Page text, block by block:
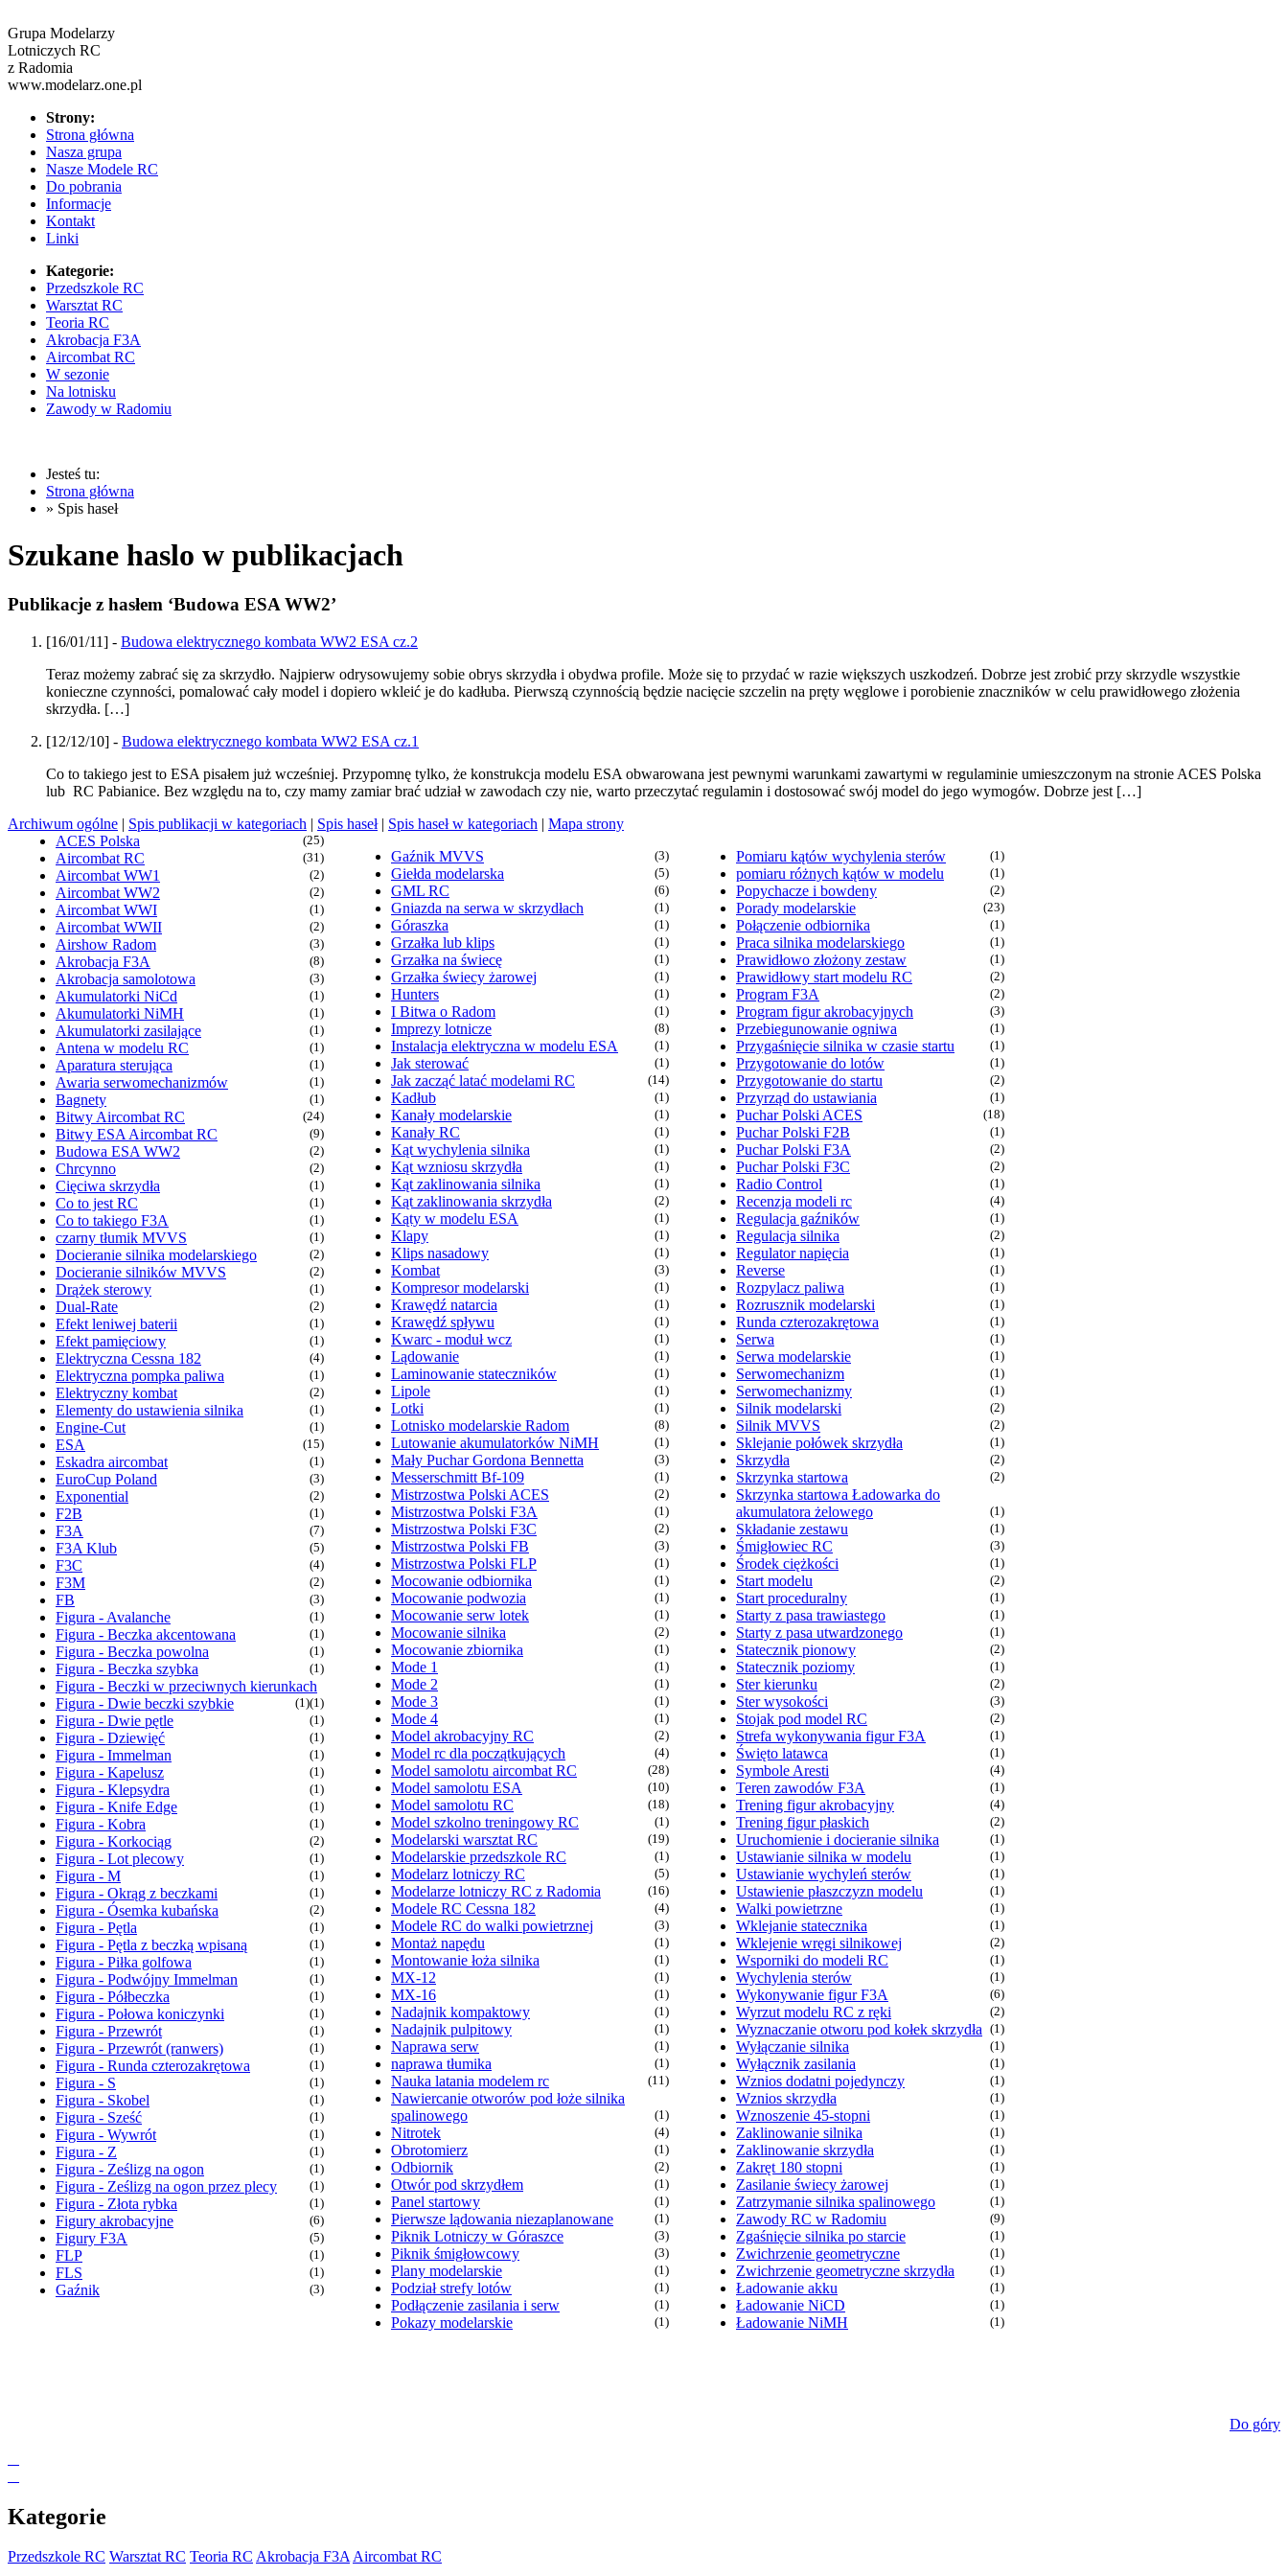
Grupa Modelarzy
Lotniczych RC
z Radomia
www.modelarz.one.pl
Strony:
Strona główna
Nasza grupa
Nasze Modele RC
Do pobrania
Informacje
Kontakt
Linki
Kategorie:
Przedszkole RC
Warsztat RC
Teoria RC
Akrobacja F3A
Aircombat RC
W sezonie
Na lotnisku
Zawody w Radomiu
Jesteś tu:
Strona główna
» Spis haseł
Szukane haslo w publikacjach
Publikacje z hasłem ‘Budowa ESA WW2’
[16/01/11] - Budowa elektrycznego kombata WW2 ESA cz.2
Teraz możemy zabrać się za skrzydło. Najpierw odrysowujemy sobie obrys skrzydła i obydwa profile. Może się to przydać w razie większych uszkodzeń. Dobrze jest zrobić przy skrzydle wszystkie
konieczne czynności, pomalować cały model i dopiero wkleić je do kadłuba. Pierwszą czynnością będzie nacięcie szczelin na pręty węglowe i porobienie znaczników w celu prawidłowego złożenia
skrzydła. […]
[12/12/10] - Budowa elektrycznego kombata WW2 ESA cz.1
Co to takiego jest to ESA pisałem już wcześniej. Przypomnę tylko, że konstrukcja modelu ESA obwarowana jest pewnymi warunkami zawartymi w regulaminie umieszczonym na stronie ACES Polska
lub RC Pabianice. Bez względu na to, czy mamy zamiar brać udział w zawodach czy nie, warto przeczytać regulamin i dostosować swój model do jego wymogów. Dobrze jest […]
Archiwum ogólne | Spis publikacji w kategoriach | Spis haseł| Spis haseł w kategoriach | Mapa strony
ACES Polska
(25)
Aircombat RC (31)
Aircombat WW1 (2)
Aircombat WW2 (2)
Aircombat WWI (1)
Aircombat WWII (2)
Airshow Radom (3)
Akrobacja F3A (8)
Akrobacja samolotowa (3)
Akumulatorki NiCd (1)
Akumulatorki NiMH (1)
Akumulatorki zasilające (1)
Antena w modelu RC (1)
Aparatura sterująca (1)
Awaria serwomechanizmów (1)
Bagnety (1)
Bitwy Aircombat RC (24)
Bitwy ESA Aircombat RC (9)
Budowa ESA WW2 (2)
Chrcynno (2)
Cięciwa skrzydła (1)
Co to jest RC (1)
Co to takiego F3A (1)
czarny tłumik MVVS (1)
Docieranie silnika modelarskiego (2)
Docieranie silników MVVS (2)
Drążek sterowy (1)
Dual-Rate (2)
Efekt leniwej baterii (1)
Efekt pamięciowy (1)
Elektryczna Cessna 182 (4)
Elektryczna pompka paliwa (1)
Elektryczny kombat (2)
Elementy do ustawienia silnika (1)
Engine-Cut (1)
ESA (15)
Eskadra aircombat (1)
EuroCup Poland (3)
Exponential (2)
F2B (1)
F3A (7)
F3A Klub (5)
F3C (4)
F3M (2)
FB (3)
Figura - Avalanche (1)
Figura - Beczka akcentowana (1)
Figura - Beczka powolna (1)
Figura - Beczka szybka (1)
Figura - Beczki w przeciwnych kierunkach
(1)
Figura - Dwie beczki szybkie (1)
Figura - Dwie pętle (1)
Figura - Dziewięć (1)
Figura - Immelman (1)
Figura - Kapelusz (1)
Figura - Klepsydra (1)
Figura - Knife Edge (1)
Figura - Kobra (1)
Figura - Korkociąg (2)
Figura - Lot plecowy (1)
Figura - M (1)
Figura - Okrąg z beczkami (1)
Figura - Ósemka kubańska (2)
Figura - Pętla (1)
Figura - Pętla z beczką wpisaną (1)
Figura - Piłka golfowa (1)
Figura - Podwójny Immelman (1)
Figura - Półbeczka (1)
Figura - Połowa koniczynki (1)
Figura - Przewrót (1)
Figura - Przewrót (ranwers) (1)
Figura - Runda czterozakrętowa (1)
Figura - S (1)
Figura - Skobel (1)
Figura - Sześć (1)
Figura - Wywrót (1)
Figura - Z (1)
Figura - Ześlizg na ogon (1)
Figura - Ześlizg na ogon przez plecy (1)
Figura - Złota rybka (1)
Figury akrobacyjne (6)
Figury F3A (5)
FLP (1)
FLS (1)
Gaźnik (3)
Gaźnik MVVS (3)
Giełda modelarska (5)
GML RC (6)
Gniazda na serwa w skrzydłach (1)
Góraszka (1)
Grzałka lub klips (1)
Grzałka na świecę (1)
Grzałka świecy żarowej (1)
Hunters (1)
I Bitwa o Radom (1)
Imprezy lotnicze (8)
Instalacja elektryczna w modelu ESA (1)
Jak sterować (1)
Jak zacząć latać modelami RC (14)
Kadłub (1)
Kanały modelarskie (1)
Kanały RC (1)
Kąt wychylenia silnika (1)
Kąt wzniosu skrzydła (1)
Kąt zaklinowania silnika (1)
Kąt zaklinowania skrzydła (2)
Kąty w modelu ESA (1)
Klapy (1)
Klips nasadowy (1)
Kombat (3)
Kompresor modelarski (1)
Krawędź natarcia (1)
Krawędź spływu (1)
Kwarc - moduł wcz (1)
Lądowanie (1)
Laminowanie stateczników (1)
Lipole (1)
Lotki (1)
Lotnisko modelarskie Radom (8)
Lutowanie akumulatorków NiMH (1)
Mały Puchar Gordona Bennetta (3)
Messerschmitt Bf-109 (1)
Mistrzostwa Polski ACES (2)
Mistrzostwa Polski F3A (1)
Mistrzostwa Polski F3C (2)
Mistrzostwa Polski FB (3)
Mistrzostwa Polski FLP (1)
Mocowanie odbiornika (1)
Mocowanie podwozia (1)
Mocowanie serw lotek (1)
Mocowanie silnika (2)
Mocowanie zbiornika (1)
Mode 1 (1)
Mode 2 (1)
Mode 3 (1)
Mode 4 (1)
Model akrobacyjny RC (2)
Model rc dla początkujących (4)
Model samolotu aircombat RC (28)
Model samolotu ESA (10)
Model samolotu RC (18)
Model szkolno treningowy RC (1)
Modelarski warsztat RC (19)
Modelarskie przedszkole RC (1)
Modelarz lotniczy RC (5)
Modelarze lotniczy RC z Radomia (16)
Modele RC Cessna 182 (4)
Modele RC do walki powietrznej (3)
Montaż napędu (1)
Montowanie łoża silnika (1)
MX-12 (1)
MX-16 (1)
Nadajnik kompaktowy (1)
Nadajnik pulpitowy (1)
Naprawa serw (1)
naprawa tłumika (1)
Nauka latania modelem rc (11)
Nawiercanie otworów pod łoże silnika
spalinowego
(1)
Nitrotek (4)
Obrotomierz (1)
Odbiornik (2)
Otwór pod skrzydłem (1)
Panel startowy (1)
Pierwsze lądowania niezaplanowane (1)
Piknik Lotniczy w Góraszce (3)
Piknik śmigłowcowy (3)
Plany modelarskie (1)
Podział strefy lotów (1)
Podłączenie zasilania i serw (1)
Pokazy modelarskie (1)
Pomiaru kątów wychylenia sterów (1)
pomiaru różnych kątów w modelu (1)
Popychacze i bowdeny (2)
Porady modelarskie (23)
Połączenie odbiornika (1)
Praca silnika modelarskiego (1)
Prawidłowo złożony zestaw (1)
Prawidłowy start modelu RC (2)
Program F3A (2)
Program figur akrobacyjnych (3)
Przebiegunowanie ogniwa (1)
Przygaśnięcie silnika w czasie startu (1)
Przygotowanie do lotów (1)
Przygotowanie do startu (2)
Przyrząd do ustawiania (1)
Puchar Polski ACES (18)
Puchar Polski F2B (1)
Puchar Polski F3A (2)
Puchar Polski F3C (2)
Radio Control (1)
Recenzja modeli rc (4)
Regulacja gaźników (1)
Regulacja silnika (2)
Regulator napięcia (1)
Reverse (1)
Rozpylacz paliwa (1)
Rozrusznik modelarski (1)
Runda czterozakrętowa (1)
Serwa (1)
Serwa modelarskie (1)
Serwomechanizm (1)
Serwomechanizmy (1)
Silnik modelarski (2)
Silnik MVVS (2)
Sklejanie połówek skrzydła (1)
Skrzydła (2)
Skrzynka startowa (2)
Skrzynka startowa Ładowarka do
akumulatora żelowego
(1)
Składanie zestawu (1)
Śmigłowiec RC (3)
Środek ciężkości (1)
Start modelu (2)
Start proceduralny (1)
Starty z pasa trawiastego (1)
Starty z pasa utwardzonego (1)
Statecznik pionowy (2)
Statecznik poziomy (1)
Ster kierunku (2)
Ster wysokości (3)
Stojak pod model RC (2)
Strefa wykonywania figur F3A (1)
Święto latawca (1)
Symbole Aresti (4)
Teren zawodów F3A (1)
Trening figur akrobacyjny (4)
Trening figur płaskich (2)
Uruchomienie i docieranie silnika (1)
Ustawianie silnika w modelu (1)
Ustawianie wychyleń sterów (1)
Ustawienie płaszczyzn modelu (1)
Walki powietrzne (1)
Wklejanie statecznika (1)
Wklejenie wręgi silnikowej (2)
Wsporniki do modeli RC (1)
Wychylenia sterów (1)
Wykonywanie figur F3A (6)
Wyrzut modelu RC z ręki (2)
Wyznaczanie otworu pod kołek skrzydła (1)
Wyłączanie silnika (1)
Wyłącznik zasilania (1)
Wznios dodatni pojedynczy (1)
Wznios skrzydła (1)
Wznoszenie 45-stopni (1)
Zaklinowanie silnika (1)
Zaklinowanie skrzydła (1)
Zakręt 180 stopni (1)
Zasilanie świecy żarowej (1)
Zatrzymanie silnika spalinowego (1)
Zawody RC w Radomiu (9)
Zgaśnięcie silnika po starcie (1)
Zwichrzenie geometryczne (1)
Zwichrzenie geometryczne skrzydła (1)
Ładowanie akku (1)
Ładowanie NiCD (1)
Ładowanie NiMH (1)
Do góry
Kategorie
Przedszkole RC Warsztat RC Teoria RC Akrobacja F3AAircombat RC